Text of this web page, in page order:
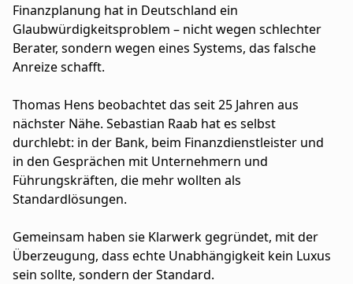
Finanzplanung hat in Deutschland ein
Glaubwürdigkeitsproblem – nicht wegen schlechter
Berater, sondern wegen eines Systems, das falsche
Anreize schafft.
Thomas Hens beobachtet das seit 25 Jahren aus
nächster Nähe. Sebastian Raab hat es selbst
durchlebt: in der Bank, beim Finanzdienstleister und
in den Gesprächen mit Unternehmern und
Führungskräften, die mehr wollten als
Standardlösungen.
Gemeinsam haben sie Klarwerk gegründet, mit der
Überzeugung, dass echte Unabhängigkeit kein Luxus
sein sollte, sondern der Standard.